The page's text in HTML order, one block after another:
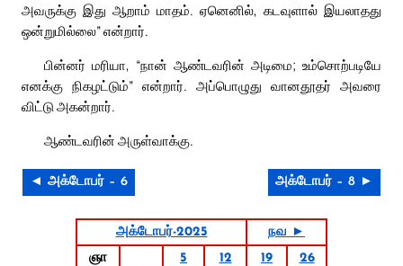
அவருக்கு இது ஆறாம் மாதம். ஏனெனில், கடவுளால் இயலாதது
ஒன்றுமில்லை” என்றார்.
பின்னர் மரியா, “நான் ஆண்டவரின் அடிமை; உம்சொற்படியே
எனக்கு நிகழட்டும்” என்றார். அப்பொழுது வானதூதர் அவரை
விட்டு அகன்றார்.
ஆண்டவரின் அருள்வாக்கு.
◄ அக்டோபர் – 6 அக்டோபர் – 8 ►
அக்டோபர்-2025
நவ ►
ஞா
5 12 19
26